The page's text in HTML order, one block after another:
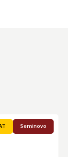
Seminovo